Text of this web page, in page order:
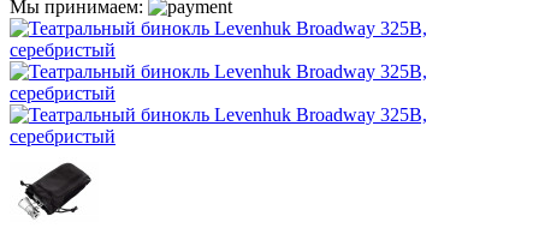
Мы принимаем: